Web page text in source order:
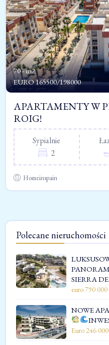
70 - m2
EURO165500/198000
APARTAMENTY W
ROIG!
Sypialnie
2
Homeinspain
Polecane nieruchomości
SIERRA
euro 790
NOWE
Euro 246